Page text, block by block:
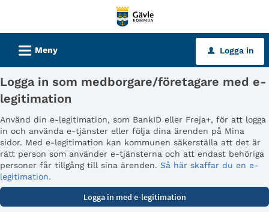
tjänster
Gävle
kommun
L Meny u Logga in
Logga in som medborgare/företagare med e-
legitimation
Använd din e-legitimation, som BankID eller Freja+, för att logga
in och använda e-tjänster eller följa dina ärenden på Mina
sidor. Med e-legitimation kan kommunen säkerställa att det är
rätt person som använder e-tjänsterna och att endast behöriga
personer får tillgång till sina ärenden. Så här skaffar du en e-
legitimation.